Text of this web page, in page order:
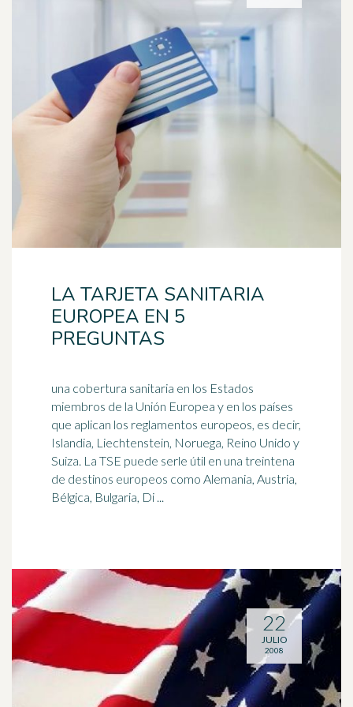
LA TARJETA SANITARIA
EUROPEA EN 5
PREGUNTAS
una cobertura sanitaria en los Estados
miembros de la Unión Europea y en los países
que aplican los reglamentos europeos, es decir,
Islandia, Liechtenstein, Noruega, Reino Unido y
Suiza. La TSE puede serle útil en una treintena
de destinos europeos como Alemania, Austria,
Bélgica, Bulgaria, Di ...
22
JULIO
2008